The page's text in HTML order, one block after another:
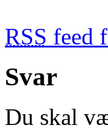
RSS feed
Svar
Du skal